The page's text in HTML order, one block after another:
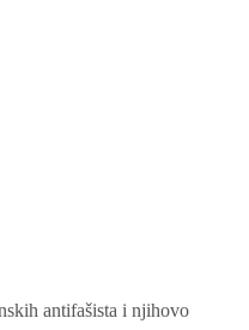
antifašista i njihovo